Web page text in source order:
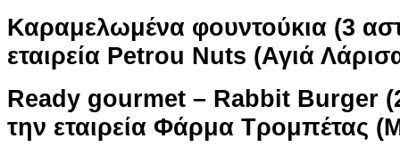
Καραμελωμένα φουντούκια (3
εταιρεία Petrou Nuts (Αγιά
Ready gourmet – Rabbit Burger
την εταιρεία Φάρμα Τρομπέτας